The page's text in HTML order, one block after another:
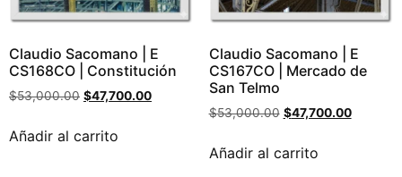
Claudio Sacomano | E
CS168CO | Constitución
$53,000.00 $47,700.00
Añadir al carrito
Claudio Sacomano | E
CS167CO | Mercado de
San Telmo
$53,000.00 $47,700.00
Añadir al carrito